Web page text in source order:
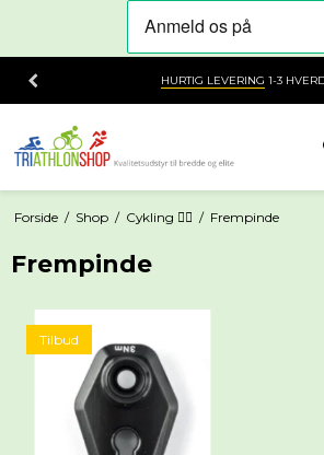
HURTIG LEVERING 1-3
Forside / Shop / Cykling 🚴‍♂️ / Frempinde
Frempinde
Tilbud